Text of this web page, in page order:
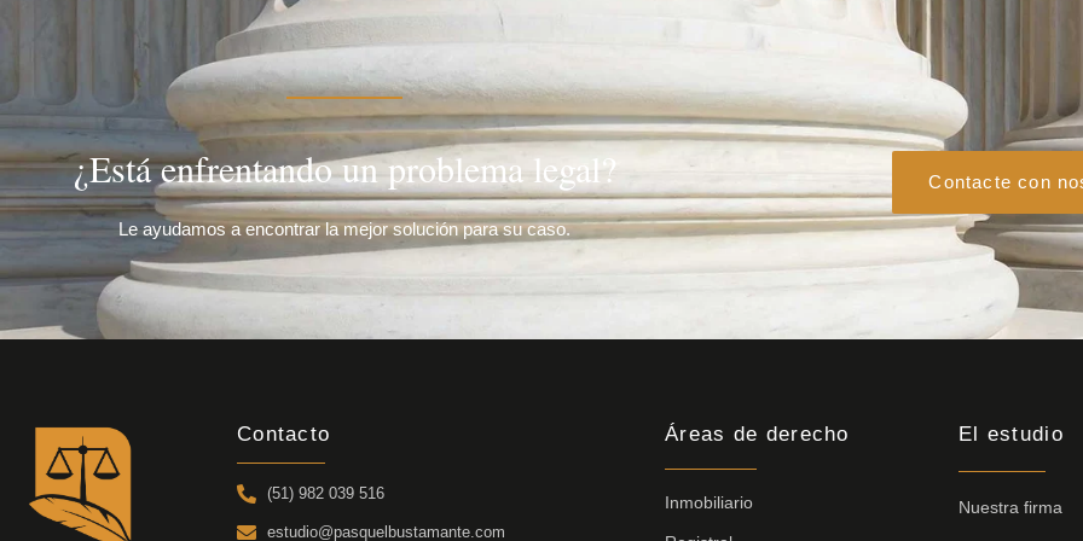
¿Está enfrentando un problema legal?
Le ayudamos a encontrar la mejor solución para su caso.
Contacte con
Contacto
(51) 982 039 516
estudio@pasquelbustamante.com
Áreas de derecho
Inmobiliario
El estudio
Nuestra firma